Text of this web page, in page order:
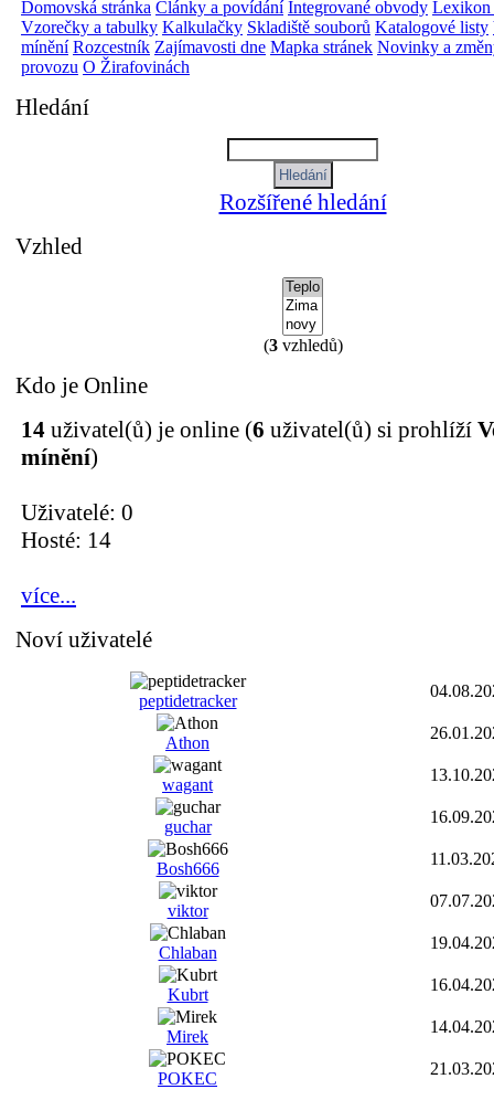
Domovská stránka Články a povídání Integrované obvody Lexikon
Vzorečky a tabulky Kalkulačky Skladiště souborů Katalogové listy
mínění Rozcestník Zajímavosti dne Mapka stránek Novinky a
provozu O Žirafovinách
Hledání
Rozšířené hledání
Vzhled
(3vzhledů)
Kdo je Online
14 uživatel(ů) je online (6 uživatel(ů) si prohlíží
mínění)
Uživatelé: 0
Hosté: 14
více...
Noví uživatelé
peptidetracker
Athon
wagant
guchar
Bosh666
viktor
Chlaban
Kubrt
Mirek
POKEC